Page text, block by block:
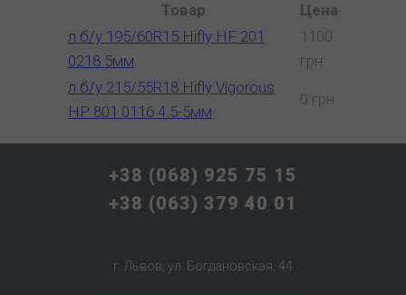
Товар
Цена
л б/у 195/60R15 Hifly HF 201
0218 5мм
1100
грн
л б/у 215/55R18 Hifly Vigorous
HP 801 0116 4.5-5мм
0 грн
+38 (068) 925 75 15
+38 (063) 379 40 01
г. Львов, ул. Богдановская, 44